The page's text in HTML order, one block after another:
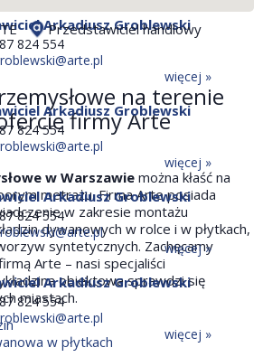
Arkadiusz Groblewski
824 554
więcej »
Arkadiusz Groblewski
824 554
więcej »
Arkadiusz Groblewski
824 554
więcej »
Arkadiusz Groblewski
824 554
więcej »
Przedstawiciel handlowy
na terenie
firmy Arte
w Warszawie można kłaść na
metrażu. Firma Arte posiada
w zakresie montażu
dywanowych w rolce i w płytkach,
syntetycznych. Zachęcamy
Arte – nasi specjaliści
obiektowa sprawdzi się
miastach.
w płytkach